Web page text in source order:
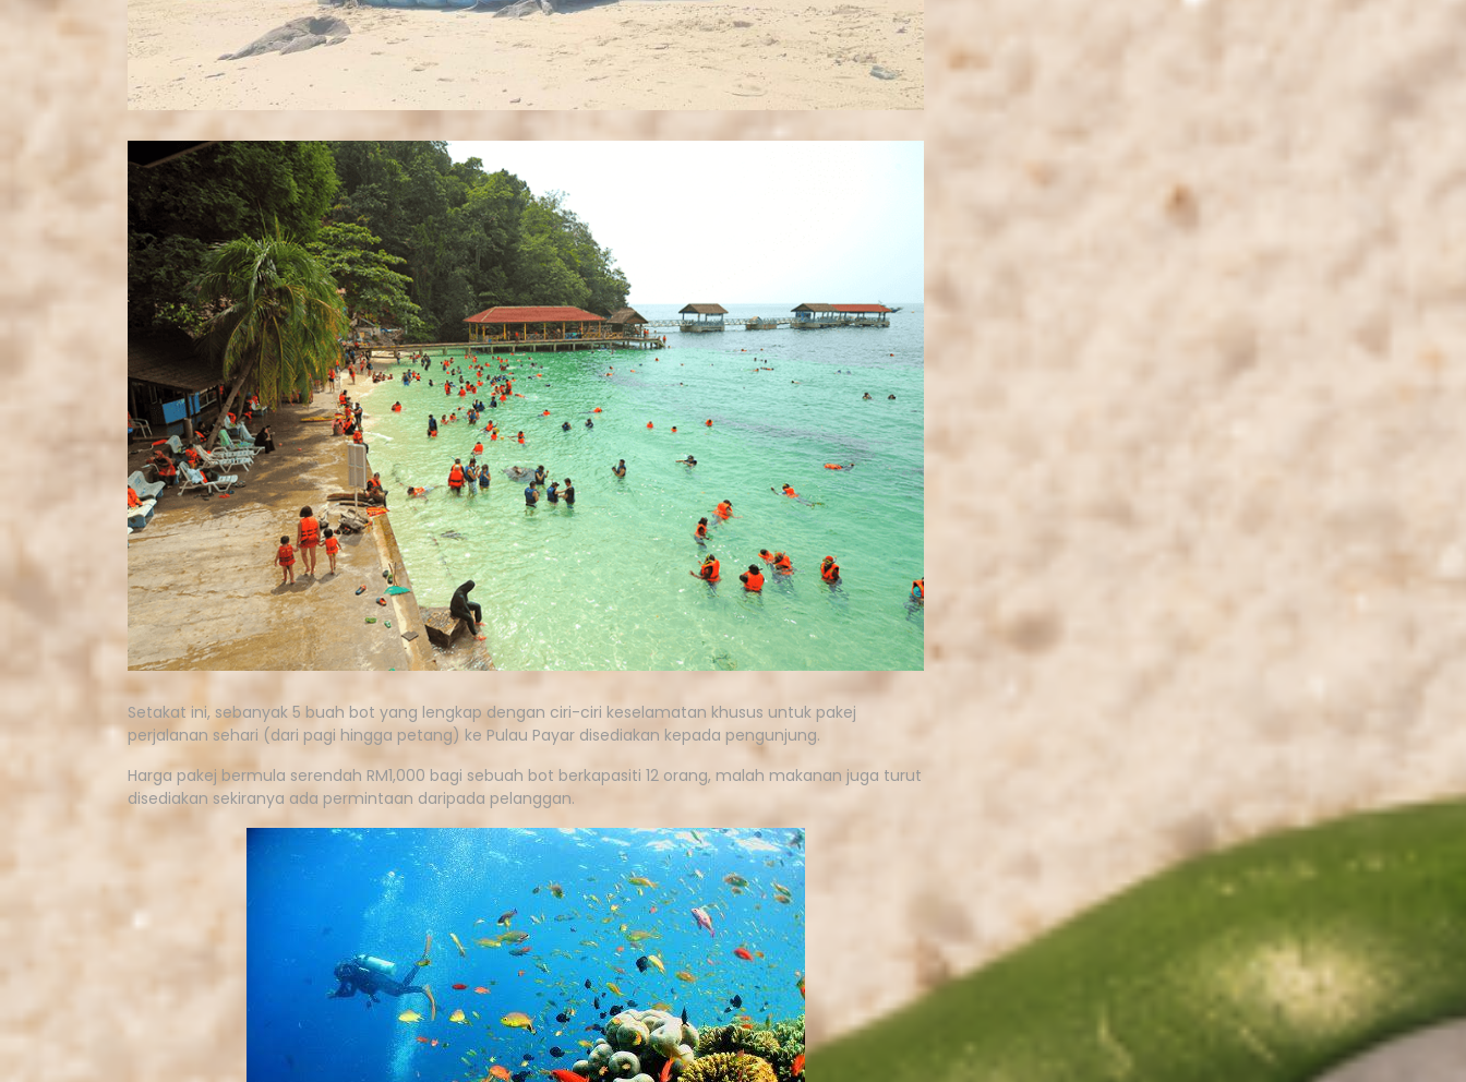
Setakat ini, sebanyak 5 buah bot yang lengkap dengan ciri-ciri keselamatan khusus untuk pakej
perjalanan sehari (dari pagi hingga petang) ke Pulau Payar disediakan kepada pengunjung.
Harga pakej bermula serendah RM1,000 bagi sebuah bot berkapasiti 12 orang, malah makanan juga turut
disediakan sekiranya ada permintaan daripada pelanggan.